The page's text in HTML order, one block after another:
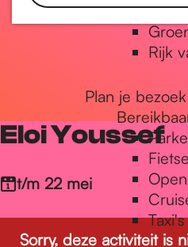
Natuur in
Rijk
Plan je bezoek
Eloi Youssef
t/m 22 mei
Sorry, deze activiteit is